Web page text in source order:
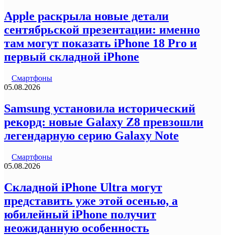
Apple раскрыла новые детали
сентябрьской презентации: именно
там могут показать iPhone 18 Pro и
первый складной iPhone
Смартфоны
05.08.2026
Samsung установила исторический
рекорд: новые Galaxy Z8 превзошли
легендарную серию Galaxy Note
Смартфоны
05.08.2026
Складной iPhone Ultra могут
представить уже этой осенью, а
юбилейный iPhone получит
неожиданную особенность